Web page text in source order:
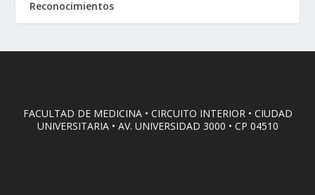
Reconocimientos
FACULTAD DE MEDICINA • CIRCUITO INTERIOR • CIUDAD
UNIVERSITARIA • AV. UNIVERSIDAD 3000 • CP 04510